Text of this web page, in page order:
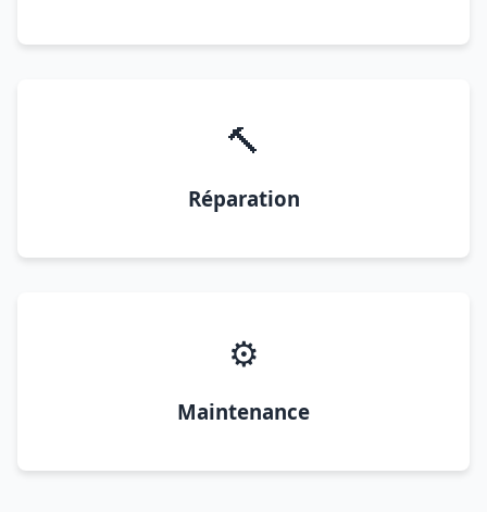
🔨
Réparation
⚙️
Maintenance